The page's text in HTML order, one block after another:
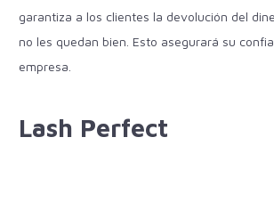
garantiza a los clientes la devolución del
no les quedan bien. Esto asegurará su
empresa.
Lash Perfect